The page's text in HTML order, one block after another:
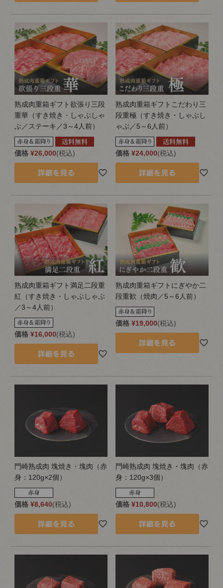
熟成肉重箱ギフト欲張り三段
重華（すき焼き・しゃぶしゃ
ぶ／ステーキ／3～4人前）
価格 ¥26,000 税込
熟成肉重箱ギフトこだわり三
段重極（すき焼き・しゃぶし
ゃぶ／5～6人前）
価格 ¥24,000 税込
熟成肉重箱ギフト満足二段重
紅（すき焼き・しゃぶしゃぶ
／3～4人前）
価格 ¥16,000 税込
熟成肉重箱ギフトにぎやか二
段重歓（焼肉／5～6人前）
価格 ¥19,000 税込
門崎熟成肉 塊焼き・塊肉（赤
身：120g×2個）
価格 ¥8,640 税込
門崎熟成肉 塊焼き・塊肉（赤
身：120g×3個）
価格 ¥10,800 税込